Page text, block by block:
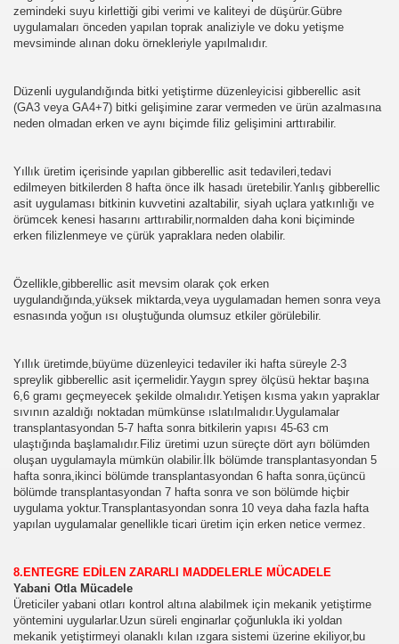
zemindeki suyu kirlettiği gibi verimi ve kaliteyi de düşürür.Gübre
uygulamaları önceden yapılan toprak analiziyle ve doku yetişme
mevsiminde alınan doku örnekleriyle yapılmalıdır.
Düzenli uygulandığında bitki yetiştirme düzenleyicisi gibberellic asit
(GA3 veya GA4+7) bitki gelişimine zarar vermeden ve ürün azalmasına
neden olmadan erken ve aynı biçimde filiz gelişimini arttırabilir.
Yıllık üretim içerisinde yapılan gibberellic asit tedavileri,tedavi
edilmeyen bitkilerden 8 hafta önce ilk hasadı üretebilir.Yanlış gibberellic
asit uygulaması bitkinin kuvvetini azaltabilir, siyah uçlara yatkınlığı ve
örümcek kenesi hasarını arttırabilir,normalden daha koni biçiminde
erken filizlenmeye ve çürük yapraklara neden olabilir.
Özellikle,gibberellic asit mevsim olarak çok erken
uygulandığında,yüksek miktarda,veya uygulamadan hemen sonra veya
esnasında yoğun ısı oluştuğunda olumsuz etkiler görülebilir.
Yıllık üretimde,büyüme düzenleyici tedaviler iki hafta süreyle 2-3
spreylik gibberellic asit içermelidir.Yaygın sprey ölçüsü hektar başına
6,6 gramı geçmeyecek şekilde olmalıdır.Yetişen kısma yakın yapraklar
sıvının azaldığı noktadan mümkünse ıslatılmalıdır.Uygulamalar
transplantasyondan 5-7 hafta sonra bitkilerin yapısı 45-63 cm
ulaştığında başlamalıdır.Filiz üretimi uzun süreçte dört ayrı bölümden
oluşan uygulamayla mümkün olabilir.İlk bölümde transplantasyondan 5
hafta sonra,ikinci bölümde transplantasyondan 6 hafta sonra,üçüncü
bölümde transplantasyondan 7 hafta sonra ve son bölümde hiçbir
uygulama yoktur.Transplantasyondan sonra 10 veya daha fazla hafta
yapılan uygulamalar genellikle ticari üretim için erken netice vermez.
8.ENTEGRE EDİLEN ZARARLI MADDELERLE MÜCADELE
Yabani Otla Mücadele
Üreticiler yabani otları kontrol altına alabilmek için mekanik yetiştirme
yöntemini uygularlar.Uzun süreli enginarlar çoğunlukla iki yoldan
mekanik yetiştirmeyi olanaklı kılan ızgara sistemi üzerine ekiliyor,bu
YETİŞTİRME VE EKİMİ
BAKIMI VE NASIL DİKİLİR,TÜM
HOBİ ÇEŞİTLERİ
KEMAL ATATÜRK BİYOGRAFİSİ, DEVRİMLERİ,
YETENEKLERI GOLLERI VE VIDEOLARI GOL
CANLI YAYIN IZLE TELEVIZYON IZLE CANLI MAC
ONCESI YAPILACAK YONTEMLER
YONTEMLERI
CILT GUZELLIGI GUNLUK CILT BAKIMI ONERILERI
BILMEK ISTEDIKLERINIZ RESIMLER TUM YARARLI